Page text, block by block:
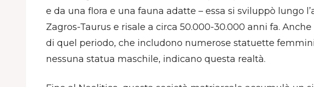
e da una flora e una fauna adatte – essa si sviluppò lungo
Zagros-Taurus e risale a circa 50.000-30.000 anni fa.
di quel periodo, che includono numerose statuette
nessuna statua maschile, indicano questa realtà.